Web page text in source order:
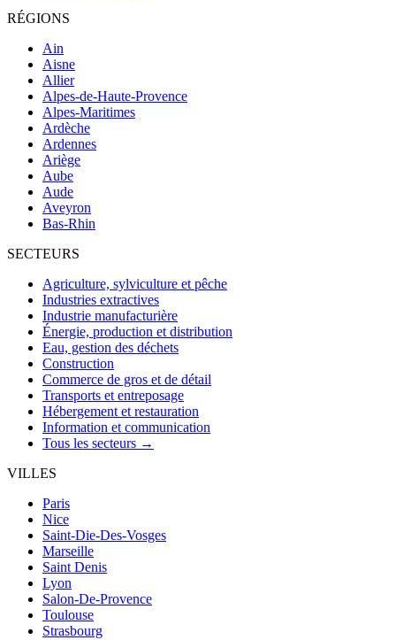
RÉGIONS
Ain
Aisne
Allier
Alpes-de-Haute-Provence
Alpes-Maritimes
Ardèche
Ardennes
Ariège
Aube
Aude
Aveyron
Bas-Rhin
SECTEURS
Agriculture, sylviculture et pêche
Industries extractives
Industrie manufacturière
Énergie, production et distribution
Eau, gestion des déchets
Construction
Commerce de gros et de détail
Transports et entreposage
Hébergement et restauration
Information et communication
Tous les secteurs →
VILLES
Paris
Nice
Saint-Die-Des-Vosges
Marseille
Saint Denis
Lyon
Salon-De-Provence
Toulouse
Strasbourg